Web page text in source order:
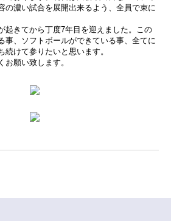
の濃い試合を展開出来るよう、全員で束に
起きてから丁度7年目を迎えました。この
事、ソフトボールができている事、全てに
続けて参りたいと思います。
お願い致します。